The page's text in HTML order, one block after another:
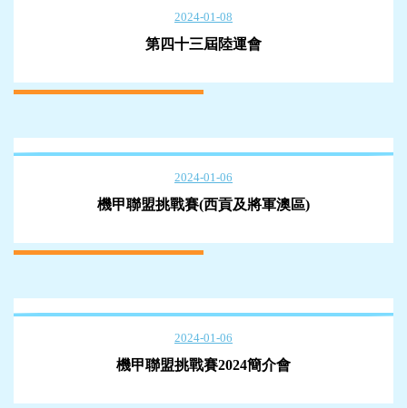
2024-01-08
第四十三屆陸運會
2024-01-06
機甲聯盟挑戰賽(西貢及將軍澳區)
2024-01-06
機甲聯盟挑戰賽2024簡介會